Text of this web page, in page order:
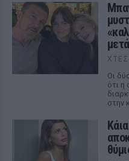
μετά
ΧΤΕΣ
Οι
ότι η
στην